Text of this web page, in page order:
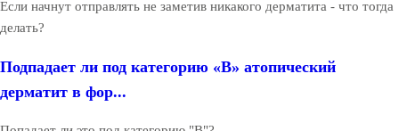
Если начнут отправлять не заметив никакого дерматита - что тогда
делать?
Подпадает ли под категорию «В» атопический
дерматит в фор...